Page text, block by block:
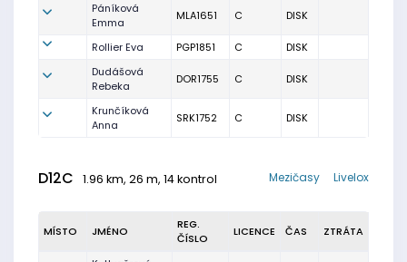
Páníková
Emma
MLA1651 C DISK
Rollier Eva PGP1851 C
DISK
Dudášová
Rebeka
DOR1755 C DISK
Krunčíková
Anna
SRK1752 C DISK
D12C 1.96 km, 26 m, 14 kontrol Livelox
Mezičasy
MÍSTO JMÉNO
REG.
ČÍSLO
LICENCE ČAS ZTRÁTA